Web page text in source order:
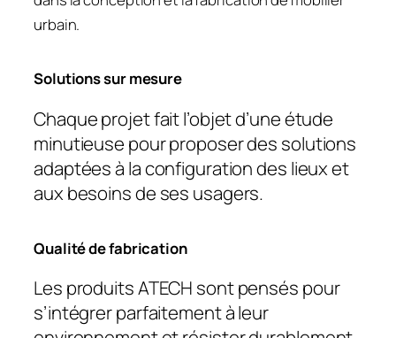
urbain.
Solutions sur mesure
Chaque projet fait l’objet d’une étude
minutieuse pour proposer des solutions
adaptées à la configuration des lieux et
aux besoins de ses usagers.
Qualité de fabrication
Les produits ATECH sont pensés pour
s’intégrer parfaitement à leur